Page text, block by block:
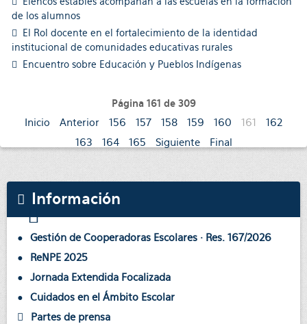
de los alumnos
El Rol docente en el fortalecimiento de la identidad
institucional de comunidades educativas rurales
Encuentro sobre Educación y Pueblos Indígenas
Página 161 de 309
Inicio Anterior 156 157 158 159 160 161
162
163
164 165 Siguiente Final
Información
Gestión de Cooperadoras Escolares · Res. 167/2026
ReNPE 2025
Jornada Extendida Focalizada
Cuidados en el Ámbito Escolar
Partes de prensa